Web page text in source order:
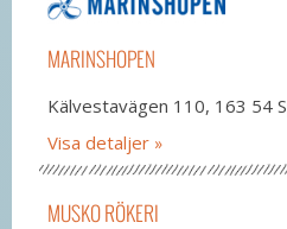
MARINSHOPEN
Kälvestavägen 110, 163 54
Visa detaljer
MUSKO RÖKERI